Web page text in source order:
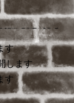
す
します
す